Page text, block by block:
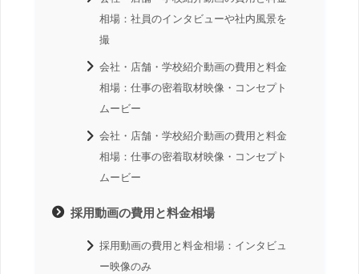
相場：社員のインタビューや社内風景を
撮
会社・店舗・学校紹介動画の費用と料金
相場：仕事の密着取材映像・コンセプト
ムービー
会社・店舗・学校紹介動画の費用と料金
相場：仕事の密着取材映像・コンセプト
ムービー
採用動画の費用と料金相場
採用動画の費用と料金相場：インタビュ
ー映像のみ